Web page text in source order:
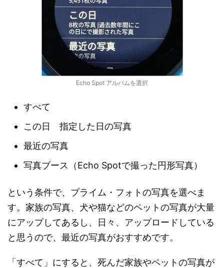
Echo Spot アルバムを選択
すべて
この日 指定した日の写真
最近の写真
写真ブース（Echo Spotで撮った円形写真）
という条件で、プライム・フォトの写真を選べま
す。家族の写真、犬や猫などのペットの写真が大量
にアップしてあるし、日々、アップロードしている
と思うので、最近の写真がおすすめです。
「すべて」にすると、死んだ家族やペットの写真が